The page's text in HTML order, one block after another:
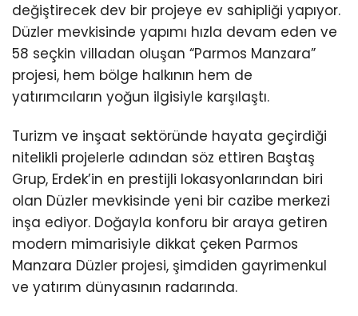
değiştirecek dev bir projeye ev sahipliği yapıyor.
Düzler mevkisinde yapımı hızla devam eden ve
58 seçkin villadan oluşan “Parmos Manzara”
projesi, hem bölge halkının hem de
yatırımcıların yoğun ilgisiyle karşılaştı.
Turizm ve inşaat sektöründe hayata geçirdiği
nitelikli projelerle adından söz ettiren Baştaş
Grup, Erdek’in en prestijli lokasyonlarından biri
olan Düzler mevkisinde yeni bir cazibe merkezi
inşa ediyor. Doğayla konforu bir araya getiren
modern mimarisiyle dikkat çeken Parmos
Manzara Düzler projesi, şimdiden gayrimenkul
ve yatırım dünyasının radarında.